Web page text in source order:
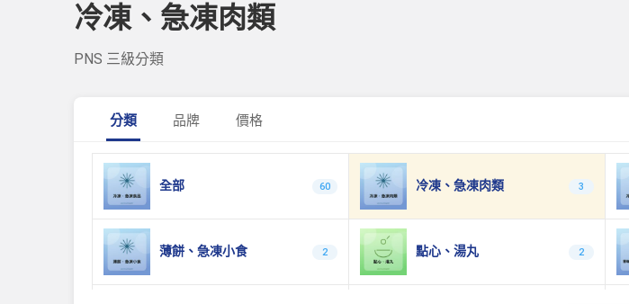
冷凍、急凍肉類
PNS 三級分類
分類 品牌 價格
全部 60 冷凍、急凍肉類 3
薄餅、急凍小食 2 點心、湯丸 2